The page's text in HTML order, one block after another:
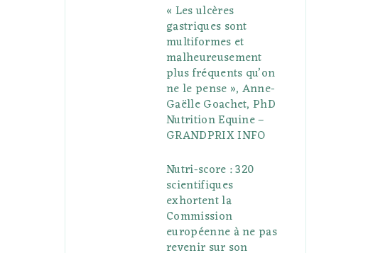
« Les ulcères
gastriques sont
multiformes et
malheureusement
plus fréquents qu’on
ne le pense », Anne-
Gaëlle Goachet, PhD
Nutrition Equine –
GRANDPRIX INFO
Nutri-score : 320
scientifiques
exhortent la
Commission
européenne à ne pas
revenir sur son